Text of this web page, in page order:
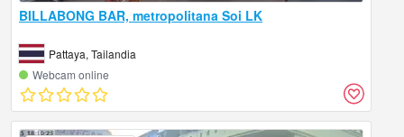
BILLABONG BAR, metropolitana Soi LK
Pattaya, Tailandia
Webcam online